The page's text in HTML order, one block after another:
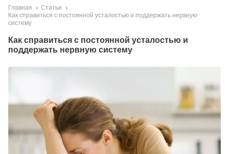
Главная
Статьи
Как справиться с постоянной усталостью и поддержать нервную
систему
Как справиться с постоянной усталостью и
поддержать нервную систему